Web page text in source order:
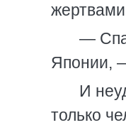
—
Японии,
И
только